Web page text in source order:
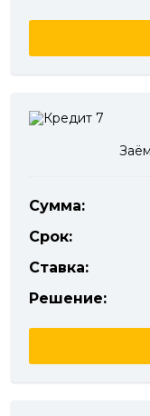
Сумма:
Срок:
Ставка:
Решение: